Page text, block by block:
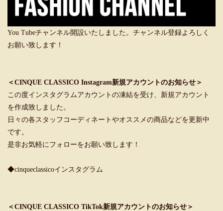
You Tubeチャンネル開設いたしました。チャンネル登録よろしく
お願い致します！
＜CINQUE CLASSICO Instagram新規アカウントのお知らせ＞
この度インスタグラムアカウントの凍結を受け、新規アカウント
を作成致しました。
日々の各スタッフコーディネートやオススメの商品などを更新中
です。
是非お気軽にフォローをお願い致します！
◆cinqueclassicoインスタグラム
＜CINQUE CLASSICO TikTok新規アカウントのお知らせ＞